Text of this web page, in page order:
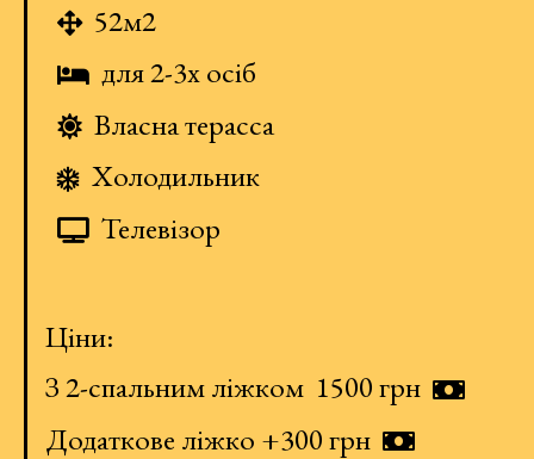
52м2
для 2-3х осіб
Власна терасса
Холодильник
Телевізор
Ціни:
З 2-спальним ліжком 1500 грн
Додаткове ліжко +300 грн